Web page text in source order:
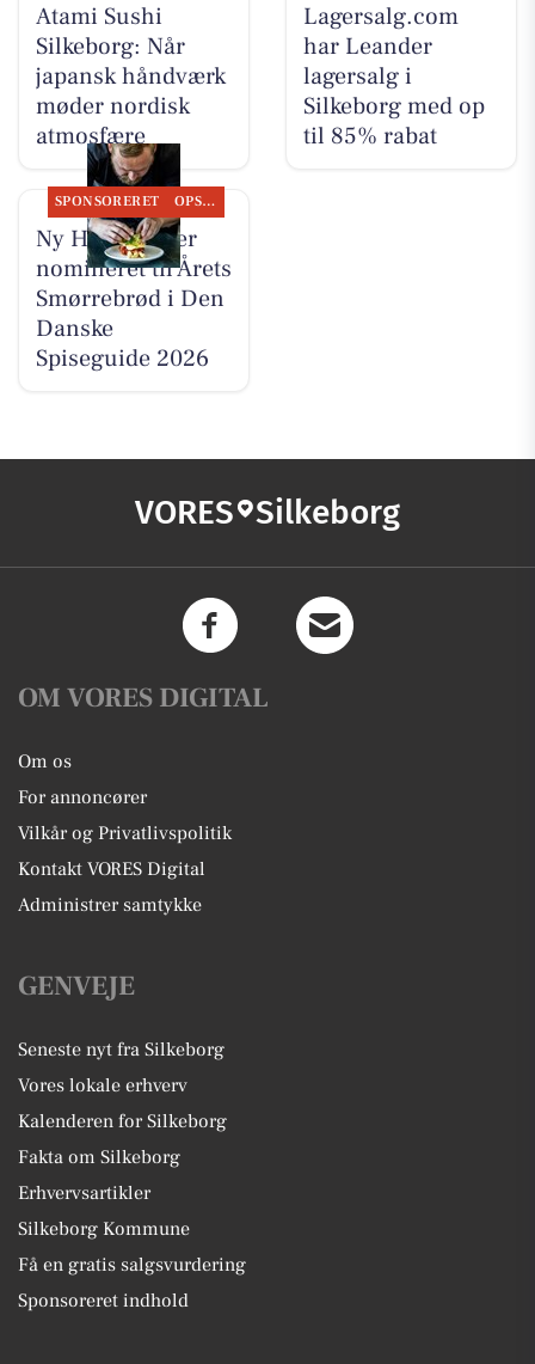
Atami Sushi
Silkeborg: Når
japansk håndværk
møder nordisk
atmosfære
Lagersalg.com
har Leander
lagersalg i
Silkeborg med op
til 85% rabat
SPONSORERET OPSLAGSTAVLEN
Ny Hattenæs er
nomineret til Årets
Smørrebrød i Den
Danske
Spiseguide 2026
VORES Silkeborg
OM VORES DIGITAL
Om os
For annoncører
Vilkår og Privatlivspolitik
Kontakt VORES Digital
Administrer samtykke
GENVEJE
Seneste nyt fra Silkeborg
Vores lokale erhverv
Kalenderen for Silkeborg
Fakta om Silkeborg
Erhvervsartikler
Silkeborg Kommune
Få en gratis salgsvurdering
Sponsoreret indhold